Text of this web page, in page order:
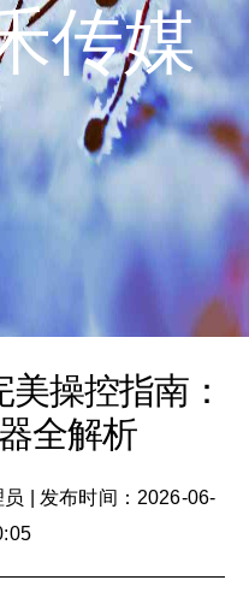
传媒
美操控指南：
全解析
员
发布时间：2026-06-